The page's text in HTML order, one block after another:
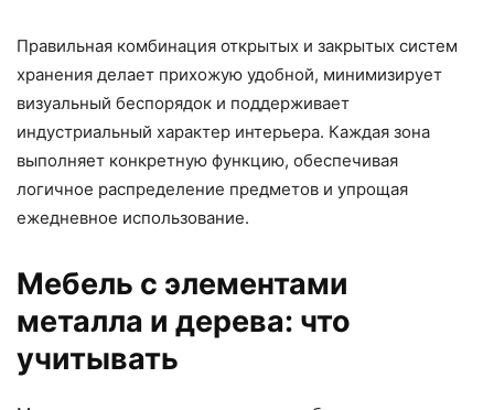
Правильная комбинация открытых и закрытых систем
хранения делает прихожую удобной, минимизирует
визуальный беспорядок и поддерживает
индустриальный характер интерьера. Каждая зона
выполняет конкретную функцию, обеспечивая
логичное распределение предметов и упрощая
ежедневное использование.
Мебель с элементами
металла и дерева: что
учитывать